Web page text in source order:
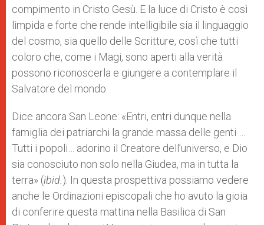
compimento in Cristo Gesù. E la luce di Cristo è così
limpida e forte che rende intelligibile sia il linguaggio
del cosmo, sia quello delle Scritture, così che tutti
coloro che, come i Magi, sono aperti alla verità
possono riconoscerla e giungere a contemplare il
Salvatore del mondo.
Dice ancora San Leone: «Entri, entri dunque nella
famiglia dei patriarchi la grande massa delle genti …
Tutti i popoli… adorino il Creatore dell’universo, e Dio
sia conosciuto non solo nella Giudea, ma in tutta la
terra» (ibid. ). In questa prospettiva possiamo vedere
anche le Ordinazioni episcopali che ho avuto la gioia
di conferire questa mattina nella Basilica di San